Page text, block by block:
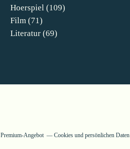
Hoerspiel (109)
Film (71)
Literatur (69)
Premium-Angebot Cookies und persönlichen Daten